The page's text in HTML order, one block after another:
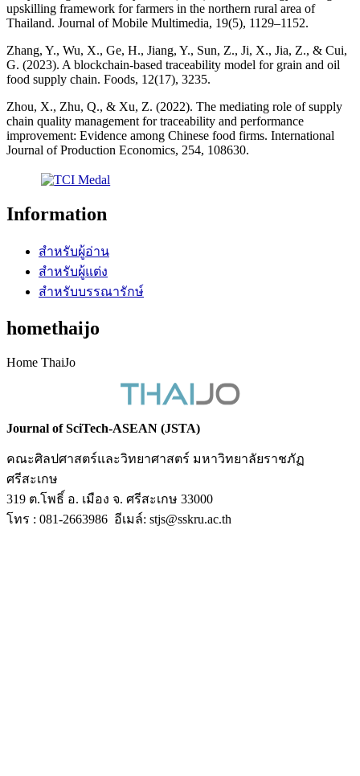
upskilling framework for farmers in the northern rural area of
Thailand. Journal of Mobile Multimedia, 19(5), 1129–1152.
Zhang, Y., Wu, X., Ge, H., Jiang, Y., Sun, Z., Ji, X., Jia, Z., & Cui,
G. (2023). A blockchain-based traceability model for grain and oil
food supply chain. Foods, 12(17), 3235.
Zhou, X., Zhu, Q., & Xu, Z. (2022). The mediating role of supply
chain quality management for traceability and performance
improvement: Evidence among Chinese food firms. International
Journal of Production Economics, 254, 108630.
Information
สำหรับผู้อ่าน
สำหรับผู้แต่ง
สำหรับบรรณารักษ์
homethaijo
Home ThaiJo
Journal of SciTech-ASEAN (JSTA)
คณะศิลปศาสตร์และวิทยาศาสตร์ มหาวิทยาลัยราชภัฏ
ศรีสะเกษ
319 ต.โพธิ์ อ. เมือง จ. ศรีสะเกษ 33000
โทร : 081-2663986 อีเมล์: stjs@sskru.ac.th